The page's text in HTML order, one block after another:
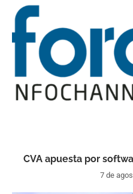
CVA apuesta por
7 de